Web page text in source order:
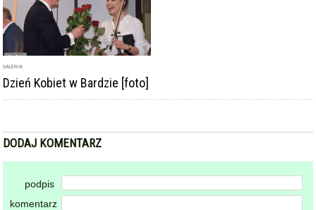
GALERIA
Dzień Kobiet w Bardzie [foto]
DODAJ KOMENTARZ
podpis
komentarz